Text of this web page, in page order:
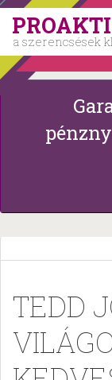
a szerencsések
TEDD